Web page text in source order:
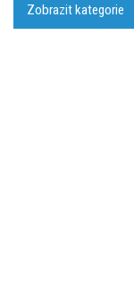
Zobrazit kategorie